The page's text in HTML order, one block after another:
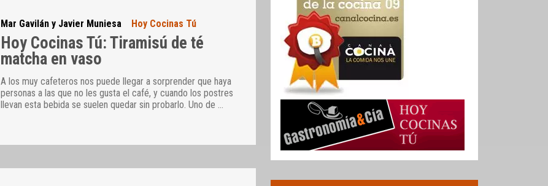
Mar Gavilán y Javier Muniesa Hoy Cocinas Tú
Hoy Cocinas Tú: Tiramisú de té
matcha en vaso
A los muy cafeteros nos puede llegar a sorprender que haya
personas a las que no les gusta el café, y cuando los postres
llevan esta bebida se suelen quedar sin probarlo. Uno de …